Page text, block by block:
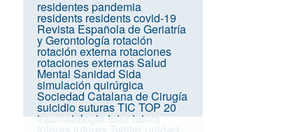
residentes pandemia
residents residents covid-19
Revista Española de Geriatría
y Gerontología rotación
rotación externa rotaciones
rotaciones externasSalud
Mental Sanidad Sida
simulación quirúrgica
Sociedad Catalana de Cirugía
suicidiosuturasTIC TOP 20
traumatologia tutor tutora